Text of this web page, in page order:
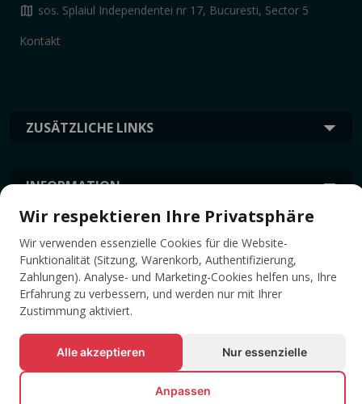
ZUSÄTZLICHE LINKS
INFORMATION
map sos. Splaiul Independentei nr 17, Bucuresti, Sector 5
Kontakt
TAGS
Wir respektieren Ihre Privatsphäre
Wir verwenden essenzielle Cookies für die Website-
Funktionalität (Sitzung, Warenkorb, Authentifizierung,
Zahlungen). Analyse- und Marketing-Cookies helfen uns, Ihre
Erfahrung zu verbessern, und werden nur mit Ihrer
Zustimmung aktiviert.
Alle akzeptieren Nur essenzielle
Anpassen